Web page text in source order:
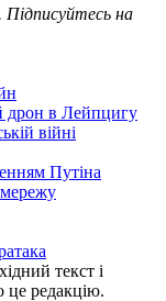
Підписуйтесь на
дрон в Лейпцигу
війні
Путіна
текст і
це редакцію.